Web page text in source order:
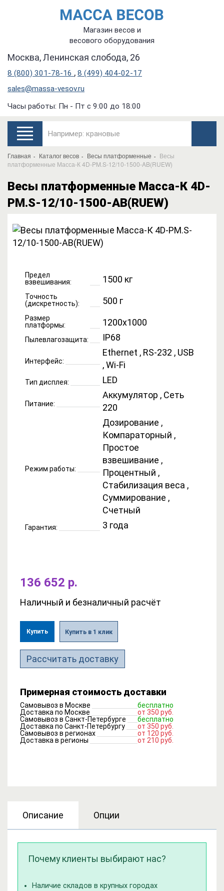
Магазин весов и
весового оборудования
Москва, Ленинская слобода, 26
8 (800) 301-78-16 , 8 (499) 404-02-17
sales@massa-vesov.ru
Часы работы: Пн - Пт с 9:00 до 18:00
Главная Каталог весов Весы платформенные
Весы
платформенные Масса-К 4D-PM.S-12/10-1500-AB(RUEW)
Весы платформенные Масса-К 4D-
PM.S-12/10-1500-AB(RUEW)
Предел
взвешивания:
1500 кг
Точность
(дискретность):
500 г
Размер
платформы:
1200х1000
Пылевлагозащита: IP68
Интерфейс:
Ethernet , RS-232 , USB
, Wi-Fi
Тип дисплея: LED
Питание:
Аккумулятор , Сеть
220
Режим работы:
Дозирование ,
Компараторный ,
Простое
взвешивание ,
Процентный ,
Стабилизация веса ,
Суммирование ,
Счетный
Гарантия: 3 года
136 652 р.
Наличный и безналичный расчёт
Купить Купить в 1 клик
Рассчитать доставку
Примерная стоимость доставки
Самовывоз в Москве
бесплатно
Доставка по Москве
от 350 руб.
Самовывоз в Санкт-Петербурге
бесплатно
Доставка по Санкт-Петербургу
от 350 руб.
Самовывоз в регионах
от 120 руб.
Доставка в регионы
от 210 руб.
Описание Опции
Почему клиенты выбирают нас?
Наличие складов в крупных городах